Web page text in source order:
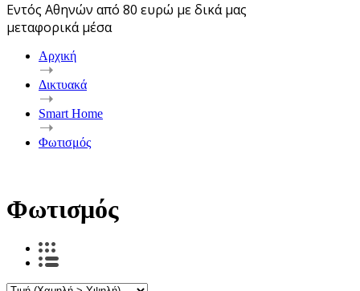
Εντός Αθηνών από 80 ευρώ με δικά μας
μεταφορικά μέσα
Αρχική
Δικτυακά
Smart Home
Φωτισμός
Φωτισμός